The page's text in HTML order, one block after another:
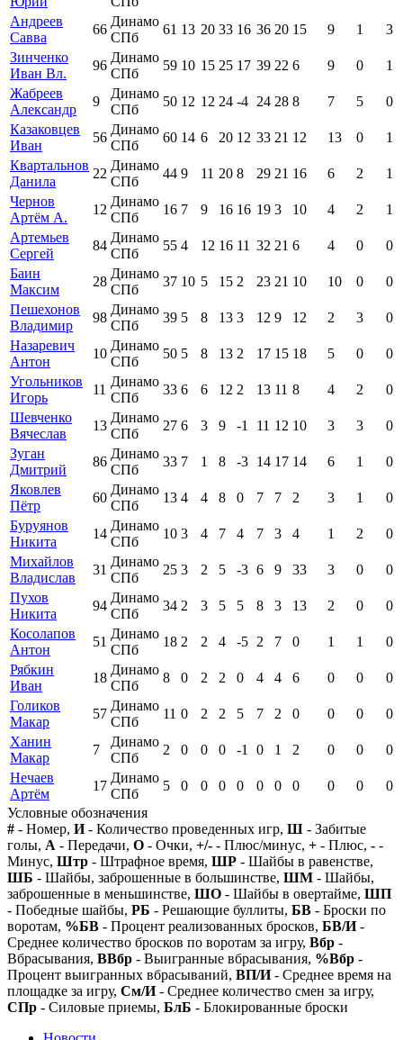
Андреев
Савва
66
Динамо
СПб
61 13 20 33 16 36 20 15 9 1
3
Зинченко
Иван Вл.
96
Динамо
СПб
59 10 15 25 17 39 22 6 9 0
1
Жабреев
Александр
9
Динамо
СПб
50 12 12 24 -4 24 28 8 7 5
0
Казаковцев
Иван
56
Динамо
СПб
60 14 6 20 12 33 21 12 13 0
1
Квартальнов
Данила
22
Динамо
СПб
44 9 11 20 8 29 21 16 6 2
1
Чернов
Артём А.
12
Динамо
СПб
16 7 9 16 16 19 3 10 4 2
1
Артемьев
Сергей
84
Динамо
СПб
55 4 12 16 11 32 21 6 4 0
0
Баин
Максим
28
Динамо
СПб
37 10 5 15 2 23 21 10 10 0
0
Пешехонов
Владимир
98
Динамо
СПб
39 5 8 13 3 12 9 12 2 3
0
Назаревич
Антон
10
Динамо
СПб
50 5 8 13 2 17 15 18 5 0
0
Угольников
Игорь
11
Динамо
СПб
33 6 6 12 2 13 11 8 4 2
0
Шевченко
Вячеслав
13
Динамо
СПб
27 6 3 9 -1 11 12 10 3 3
0
Зуган
Дмитрий
86
Динамо
СПб
33 7 1 8 -3 14 17 14 6 1
0
Яковлев
Пётр
60
Динамо
СПб
13 4 4 8 0 7 7 2 3 1
0
Буруянов
Никита
14
Динамо
СПб
10 3 4 7 4 7 3 4 1 2
0
Михайлов
Владислав
31
Динамо
СПб
25 3 2 5 -3 6 9 33 3 0
0
Пухов
Никита
94
Динамо
СПб
34 2 3 5 5 8 3 13 2 0
0
Косолапов
Антон
51
Динамо
СПб
18 2 2 4 -5 2 7 0 1 1
0
Рябкин
Иван
18
Динамо
СПб
8 0 2 2 0 4 4 6 0 0
0
Голиков
Макар
57
Динамо
СПб
11 0 2 2 5 7 2 0 0 0
0
Ханин
Макар
7
Динамо
СПб
2 0 0 0 -1 0 1 2 0 0
0
Нечаев
Артём
17
Динамо
СПб
5 0 0 0 0 0 0 0 0 0
0
Условные обозначения
# - Номер, И- Количество проведенных игр, Ш - Забитые
голы, А - Передачи, О - Очки, +/- - Плюс/минус, + - Плюс, - -
Минус, Штр - Штрафное время, ШР - Шайбы в равенстве,
ШБ - Шайбы, заброшенные в большинстве, ШМ - Шайбы,
заброшенные в меньшинстве, ШО - Шайбы в овертайме, ШП
- Победные шайбы, РБ - Решающие буллиты, БВ - Броски по
воротам, %БВ - Процент реализованных бросков, БВ/И-
Среднее количество бросков по воротам за игру, Вбр -
Вбрасывания, ВВбр - Выигранные вбрасывания, %Вбр -
Процент выигранных вбрасываний, ВП/И- Среднее время на
площадке за игру, См/И- Среднее количество смен за игру,
СПр - Силовые приемы, БлБ - Блокированные броски